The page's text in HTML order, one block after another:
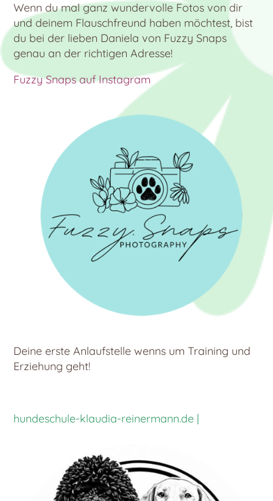
Wenn du mal ganz wundervolle Fotos von dir
und deinem Flauschfreund haben möchtest, bist
du bei der lieben Daniela von Fuzzy Snaps
genau an der richtigen Adresse!
Fuzzy Snaps auf Instagram
Deine erste Anlaufstelle wenns um Training und
Erziehung geht!
hundeschule-klaudia-reinermann.de |